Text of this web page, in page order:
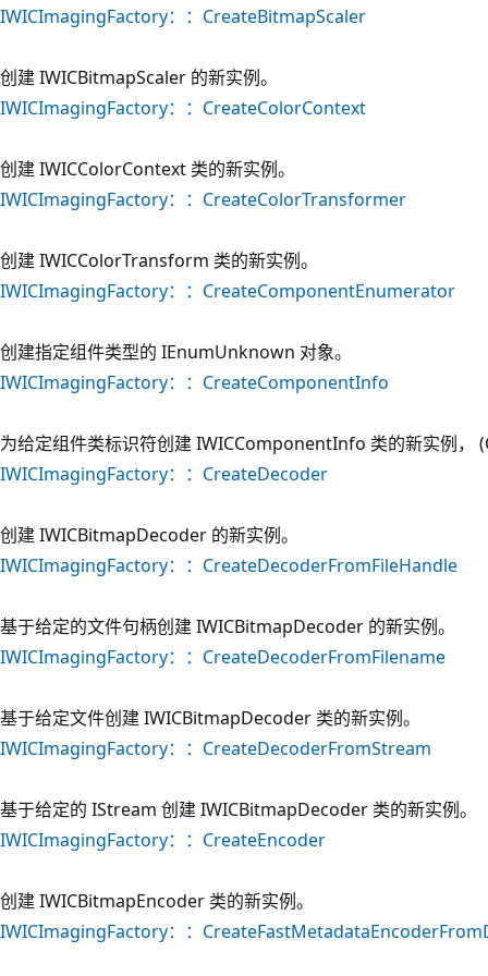
IWICImagingFactory：：CreateBitmapScaler
创建 IWICBitmapScaler 的新实例。
IWICImagingFactory：：CreateColorContext
创建 IWICColorContext 类的新实例。
IWICImagingFactory：：CreateColorTransformer
创建 IWICColorTransform 类的新实例。
IWICImagingFactory：：CreateComponentEnumerator
创建指定组件类型的 IEnumUnknown 对象。
IWICImagingFactory：：CreateComponentInfo
为给定组件类标识符创建 IWICComponentInfo 类的新实例，
IWICImagingFactory：：CreateDecoder
创建 IWICBitmapDecoder 的新实例。
IWICImagingFactory：：CreateDecoderFromFileHandle
基于给定的文件句柄创建 IWICBitmapDecoder 的新实例。
IWICImagingFactory：：CreateDecoderFromFilename
基于给定文件创建 IWICBitmapDecoder 类的新实例。
IWICImagingFactory：：CreateDecoderFromStream
基于给定的 IStream 创建 IWICBitmapDecoder 类的新实例。
IWICImagingFactory：：CreateEncoder
创建 IWICBitmapEncoder 类的新实例。
IWICImagingFactory：：